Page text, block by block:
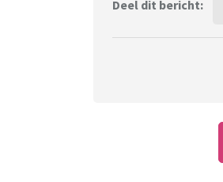
moordenaar en
Deel dit bericht: